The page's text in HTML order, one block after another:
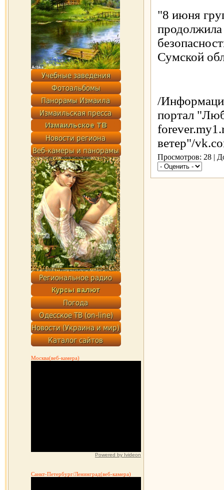
Москва(веб-камера)
Powered by Ivideon
Санкт-Петербург/Ленинград(веб-камера)
"8 июня
Сумской
/
портал
ветер"/
Просмотров: 28 |